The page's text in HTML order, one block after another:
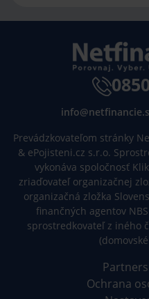
Prevádzkovateľom stránky
& ePojisteni.cz s.r.o.
vykonáva spoločnosť
zriaďovateľ organizačnej
organizačná zložka
finančných agentov
sprostredkovateľ z iného
Ochrana